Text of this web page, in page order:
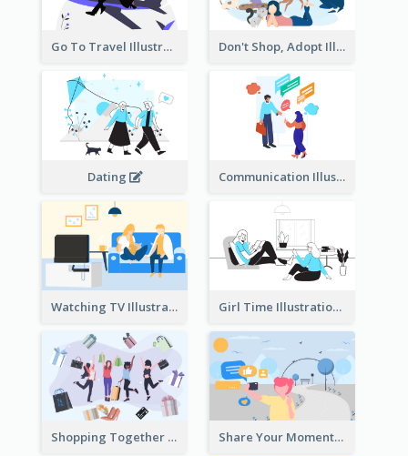
Go To Travel Illustration Don't Shop, Adopt Illustration
Dating Communication Illustration
Watching TV Illustration Girl Time Illustration
Shopping Together Illustration Share Your Moments To The World Illustration